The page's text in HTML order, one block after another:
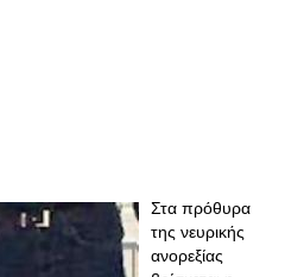
Στα πρόθυρα
της νευρικής
ανορεξίας